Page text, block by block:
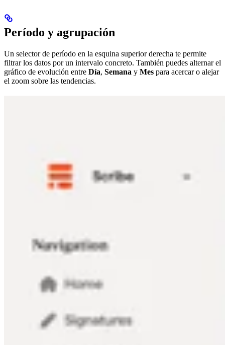
Período y agrupación
Un selector de período en la esquina superior derecha te permite
filtrar los datos por un intervalo concreto. También puedes alternar el
gráfico de evolución entre Día, Semana y Mes para acercar o alejar
el zoom sobre las tendencias.